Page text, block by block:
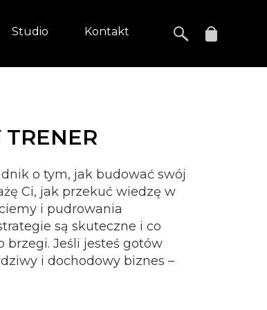
Studio Kontakt
o tym, jak budować swój
Ci, jak przekuć wiedzę w
i pudrowania
są skuteczne i co
brzegi. Jeśli jesteś gotów
i dochodowy biznes –